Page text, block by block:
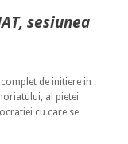
sesiunea
de initiere in
al pietei
cu care se